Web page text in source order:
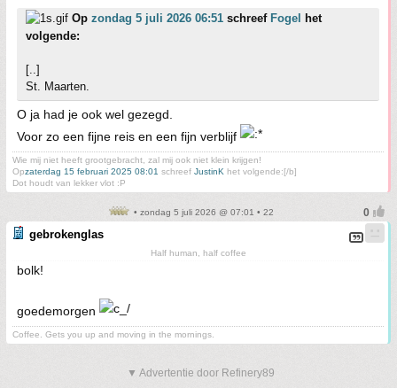
Op zondag 5 juli 2026 06:51 schreef Fogel
het
volgende:
[..]
St. Maarten.
O ja had je ook wel gezegd.
Voor zo een fijne reis en een fijn verblijf
Wie mij niet heeft grootgebracht, zal mij ook niet klein krijgen!
Opzaterdag 15 februari 2025 08:01 schreef JustinK het volgende:[/b]
Dot houdt van lekker vlot :P
• zondag 5 juli 2026 @ 07:01 • 22
gebrokenglas
Half human, half coffee
bolk!
goedemorgen
Coffee. Gets you up and moving in the mornings.
▼ Advertentie door Refinery89